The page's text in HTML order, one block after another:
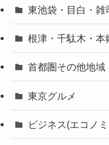
東池袋・目白・雑
根津・千駄木・本
首都圏その他地域
東京グルメ
ビジネス(エコノ